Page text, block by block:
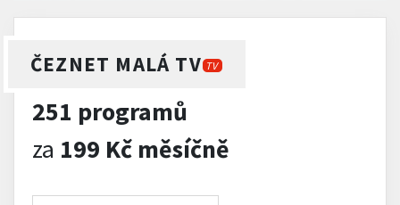
ČEZNET MALÁ TV TV
251 programů
za 199 Kč měsíčně